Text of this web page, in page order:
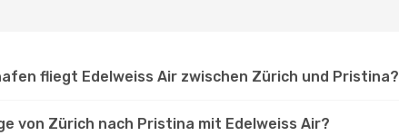
fliegt Edelweiss Air zwischen Zürich und Pristina?
von Zürich nach Pristina mit Edelweiss Air?